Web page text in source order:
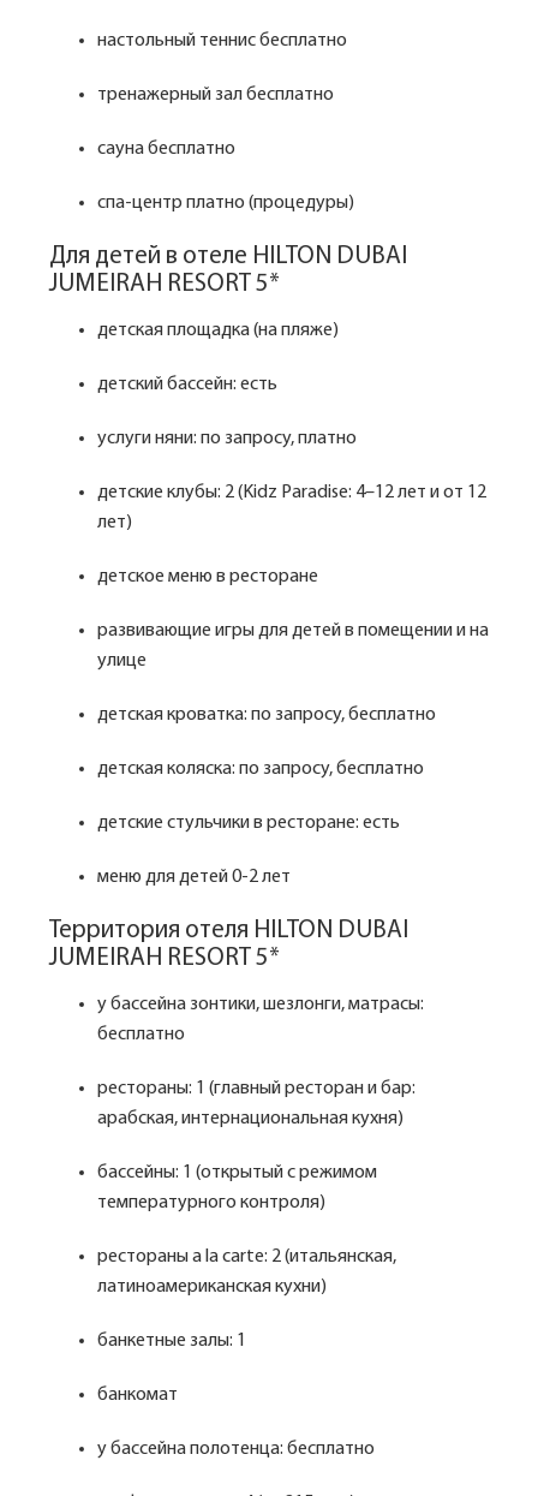
настольный теннис бесплатно
тренажерный зал бесплатно
сауна бесплатно
спа-центр платно (процедуры)
Для детей в отеле HILTON DUBAI
JUMEIRAH RESORT 5*
детская площадка (на пляже)
детский бассейн: есть
услуги няни: по запросу, платно
детские клубы: 2 (Kidz Paradise: 4–12 лет и от 12
лет)
детское меню в ресторане
развивающие игры для детей в помещении и на
улице
детская кроватка: по запросу, бесплатно
детская коляска: по запросу, бесплатно
детские стульчики в ресторане: есть
меню для детей 0-2 лет
Территория отеля HILTON DUBAI
JUMEIRAH RESORT 5*
у бассейна зонтики, шезлонги, матрасы:
бесплатно
рестораны: 1 (главный ресторан и бар:
арабская, интернациональная кухня)
бассейны: 1 (открытый с режимом
температурного контроля)
рестораны a la carte: 2 (итальянская,
латиноамериканская кухни)
банкетные залы: 1
банкомат
у бассейна полотенца: бесплатно